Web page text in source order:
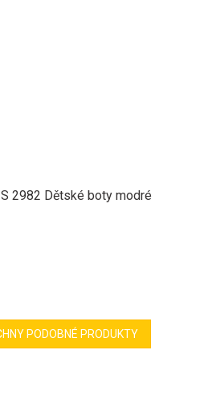
2982 Dětské boty modré
PODOBNÉ PRODUKTY